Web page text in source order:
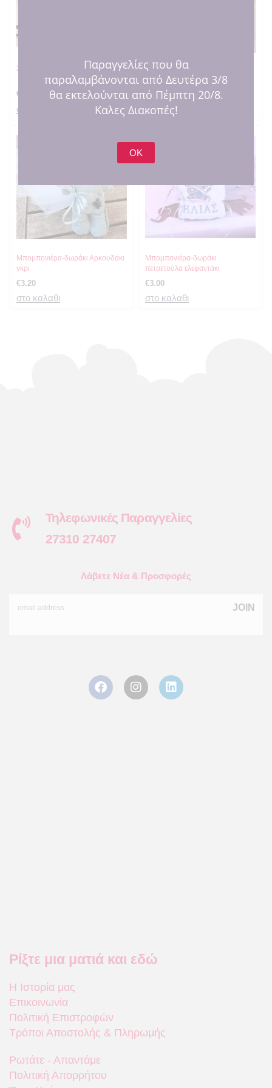
Σακιδιάκι Λιοντάρι
€
στο καλαθι
Μπομπονιέρα καδράκι αλεπού
€3.80
στο καλαθι
Μπομπονιέρα-δωράκι Αρκουδάκι
γκρι
€3.20
στο καλαθι
Μπομπονιέρα-δωράκι
πετσετούλα ελεφαντάκι
€3.00
στο καλαθι
Τηλεφωνικές Παραγγελίες
27310 27407
Λάβετε Νέα & Προσφορές
Ρίξτε μια ματιά και εδώ
Η Ιστορία μας
Επικοινωνία
Πολιτική Επιστροφών
Τρόποι Αποστολής & Πληρωμής
Ρωτάτε - Απαντάμε
Πολιτική Απορρήτου
Παραγγελίες που θα
παραλαμβάνονται από Δευτέρα 3/8
θα εκτελούνται από Πέμπτη 20/8.
Καλες Διακοπές!
OK